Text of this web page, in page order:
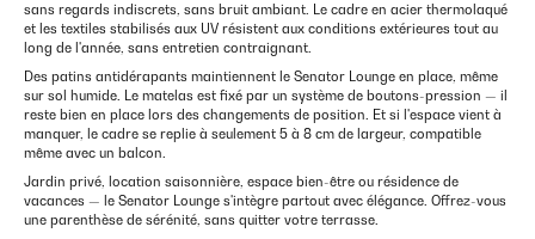
sans regards indiscrets, sans bruit ambiant. Le cadre en acier thermolaqué
et les textiles stabilisés aux UV résistent aux conditions extérieures tout au
long de l'année, sans entretien contraignant.
Des patins antidérapants maintiennent le Senator Lounge en place, même
sur sol humide. Le matelas est fixé par un système de boutons-pression — il
reste bien en place lors des changements de position. Et si l'espace vient à
manquer, le cadre se replie à seulement 5 à 8 cm de largeur, compatible
même avec un balcon.
Jardin privé, location saisonnière, espace bien-être ou résidence de
vacances — le Senator Lounge s'intègre partout avec élégance. Offrez-vous
une parenthèse de sérénité, sans quitter votre terrasse.